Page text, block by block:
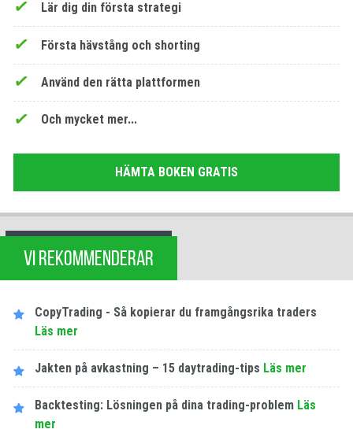
Lär dig din första strategi
Första hävstång och shorting
Använd den rätta plattformen
Och mycket mer...
HÄMTA BOKEN GRATIS
VI REKOMMENDERAR
CopyTrading - Så kopierar du framgångsrika traders
Läs mer
Jakten på avkastning – 15 daytrading-tips Läs mer
Backtesting: Lösningen på dina trading-problem Läs
mer